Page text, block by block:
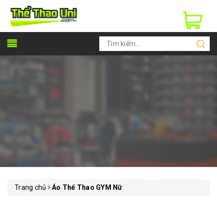
Trang chủ Áo Thể Thao GYM Nữ